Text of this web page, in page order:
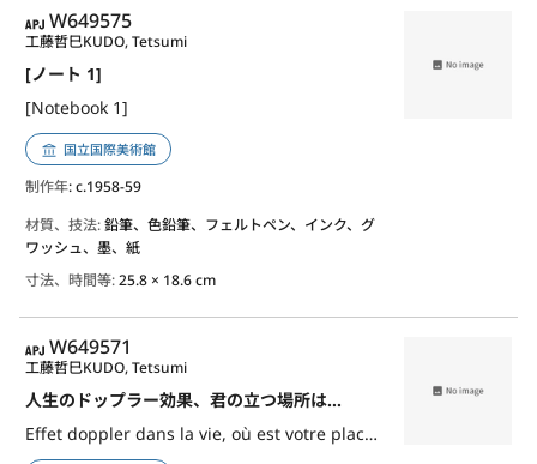
APJ
W649575
[ノート 1]
[Notebook 1]
工藤哲巳KUDO, Tetsumi
国立国際美術館
制作年: c.1958-59
材質、技法:鉛筆、色鉛筆、フェルトペン、インク、グ
ワッシュ、墨、紙
寸法、時間等:25.8 × 18.6 cm
APJ
W649571
人生のドップラー効果、君の立つ場所は…
Effet doppler dans la vie, où est votre place… (Life's Doppler Effect - The Place You're Standing Is...)
工藤哲巳KUDO, Tetsumi